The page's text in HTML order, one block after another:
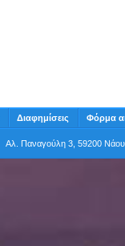
Διαφημίσεις Φόρμα
Αλ. Παναγούλη 3, 59200